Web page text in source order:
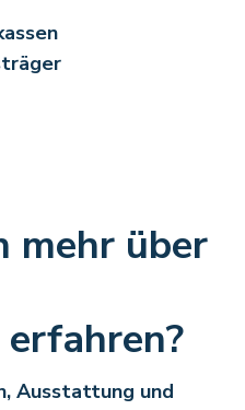
mehr über
Ausstattung und